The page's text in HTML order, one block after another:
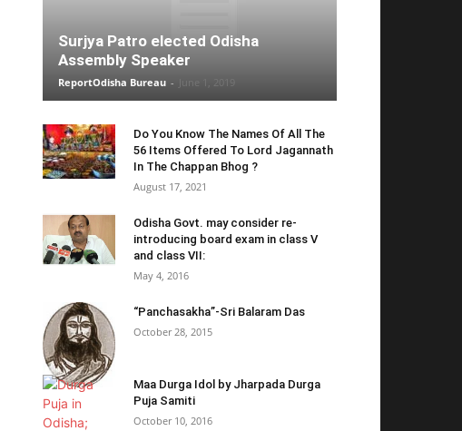
Surjya Patro elected Odisha
Assembly Speaker
ReportOdisha Bureau -
Do You Know The Names Of All The
56 Items Offered To Lord Jagannath
In The Chappan Bhog ?
August 17, 2021
Odisha Govt. may consider re-
introducing board exam in class V
and class VII:
May 4, 2016
“Panchasakha”-Sri Balaram Das
October 28, 2015
Maa Durga Idol by Jharpada Durga
Puja Samiti
October 10, 2016